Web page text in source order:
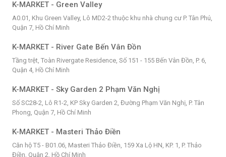
K-MARKET - Green Valley
A0.01, Khu Green Valley, Lô MD2-2 thuộc khu nhà chung cư P. Tân Phú,
Quận 7, Hồ Chí Minh
K-MARKET - River Gate Bến Vân Đồn
Tầng trệt, Toàn Rivergate Residence, Số 151 - 155 Bến Vân Đồn, P. 6,
Quận 4, Hồ Chí Minh
K-MARKET - Sky Garden 2 Phạm Văn Nghị
Số SC28-2, Lô R1-2, KP Sky Garden 2, Đường Phạm Văn Nghị, P. Tân
Phong, Quận 7, Hồ Chí Minh
K-MARKET - Masteri Thảo Điền
Căn hộ T5 - B01.06, Masteri Thảo Điền, 159 Xa Lộ HN, KP. 1, P. Thảo
Điền, Quận 2, Hồ Chí Minh